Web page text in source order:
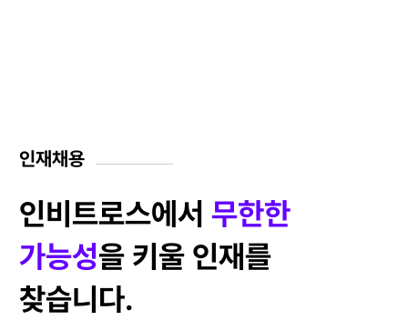
인재채용
인비트로스에서무한한
가능성을 키울 인재를
찾습니다.